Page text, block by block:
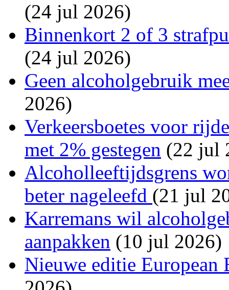
(24 jul 2026)
Binnenkort 2 of 3
(24 jul 2026)
Geen alcoholgebruik
2026)
Verkeersboetes voor
met 2% gestegen (22 jul
Alcoholleeftijdsgrens
beter nageleefd (21 jul
Karremans wil
aanpakken (10 jul 2026)
Nieuwe editie European